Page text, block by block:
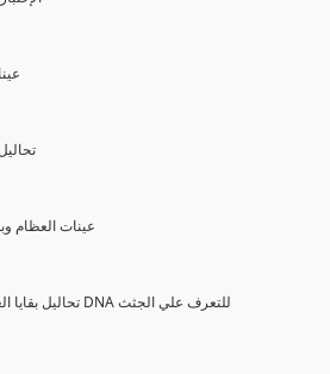
6-
(18)
7- عينات
(19) تحاليل بقايا العظام وأشلاء الجثث وتحليل DNA للتعرف علي الجثث